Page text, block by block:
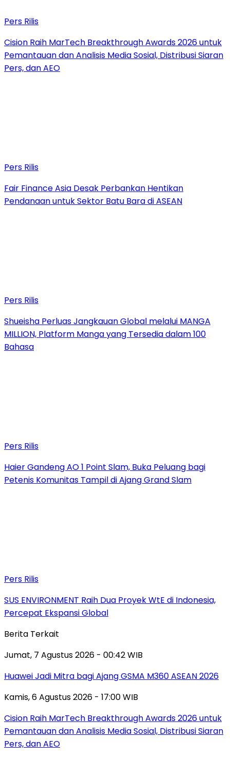
Pers Rilis
Cision Raih MarTech Breakthrough Awards 2026 untuk
Pemantauan dan Analisis Media Sosial, Distribusi Siaran
Pers, dan AEO
Pers Rilis
Fair Finance Asia Desak Perbankan Hentikan
Pendanaan untuk Sektor Batu Bara di ASEAN
Pers Rilis
Shueisha Perluas Jangkauan Global melalui MANGA
MILLION, Platform Manga yang Tersedia dalam 100
Bahasa
Pers Rilis
Haier Gandeng AO 1 Point Slam, Buka Peluang bagi
Petenis Komunitas Tampil di Ajang Grand Slam
Pers Rilis
SUS ENVIRONMENT Raih Dua Proyek WtE di Indonesia,
Percepat Ekspansi Global
Berita Terkait
Jumat, 7 Agustus 2026 - 00:42 WIB
Huawei Jadi Mitra bagi Ajang GSMA M360 ASEAN 2026
Kamis, 6 Agustus 2026 - 17:00 WIB
Cision Raih MarTech Breakthrough Awards 2026 untuk
Pemantauan dan Analisis Media Sosial, Distribusi Siaran
Pers, dan AEO